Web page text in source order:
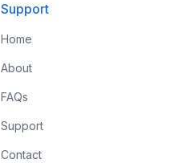
Support
Home
About
FAQs
Support
Contact